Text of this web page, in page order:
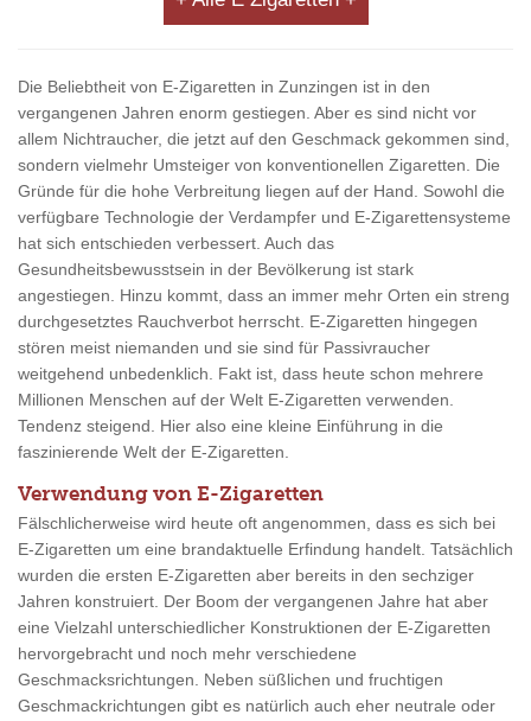
Die Beliebtheit von E-Zigaretten in Zunzingen ist in den
vergangenen Jahren enorm gestiegen. Aber es sind nicht vor
allem Nichtraucher, die jetzt auf den Geschmack gekommen sind,
sondern vielmehr Umsteiger von konventionellen Zigaretten. Die
Gründe für die hohe Verbreitung liegen auf der Hand. Sowohl die
verfügbare Technologie der Verdampfer und E-Zigarettensysteme
hat sich entschieden verbessert. Auch das
Gesundheitsbewusstsein in der Bevölkerung ist stark
angestiegen. Hinzu kommt, dass an immer mehr Orten ein streng
durchgesetztes Rauchverbot herrscht. E-Zigaretten hingegen
stören meist niemanden und sie sind für Passivraucher
weitgehend unbedenklich. Fakt ist, dass heute schon mehrere
Millionen Menschen auf der Welt E-Zigaretten verwenden.
Tendenz steigend. Hier also eine kleine Einführung in die
faszinierende Welt der E-Zigaretten.
Verwendung von E-Zigaretten
Fälschlicherweise wird heute oft angenommen, dass es sich bei
E-Zigaretten um eine brandaktuelle Erfindung handelt. Tatsächlich
wurden die ersten E-Zigaretten aber bereits in den sechziger
Jahren konstruiert. Der Boom der vergangenen Jahre hat aber
eine Vielzahl unterschiedlicher Konstruktionen der E-Zigaretten
hervorgebracht und noch mehr verschiedene
Geschmacksrichtungen. Neben süßlichen und fruchtigen
Geschmackrichtungen gibt es natürlich auch eher neutrale oder